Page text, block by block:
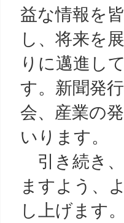
益な情報を
し、将来を
りに邁進し
す。新聞発
会、産業の
いります。
引き続き
ますよう、
し上げます